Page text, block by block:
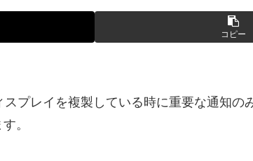
コピー
プレイを複製している時に重要な通知の
。